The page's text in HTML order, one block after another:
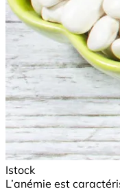
Istock
L’anémie est